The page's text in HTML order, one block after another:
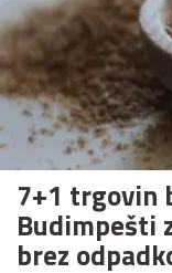
7+1 trgovin
Budimpešti
brez